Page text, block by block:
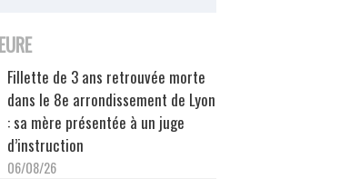
Fillette de 3 ans retrouvée morte
dans le 8e arrondissement de Lyon
: sa mère présentée à un juge
d’instruction
06/08/26